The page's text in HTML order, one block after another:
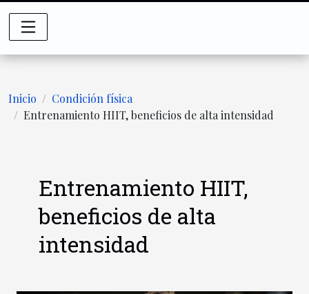
Inicio
Condición física
Entrenamiento HIIT, beneficios de alta intensidad
Entrenamiento HIIT,
beneficios de alta
intensidad